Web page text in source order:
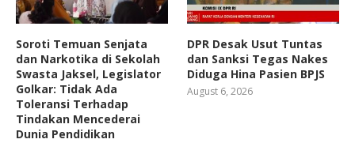
Soroti Temuan Senjata
dan Narkotika di Sekolah
Swasta Jaksel, Legislator
Golkar: Tidak Ada
Toleransi Terhadap
Tindakan Mencederai
Dunia Pendidikan
DPR Desak Usut Tuntas
dan Sanksi Tegas Nakes
Diduga Hina Pasien BPJS
August 6, 2026